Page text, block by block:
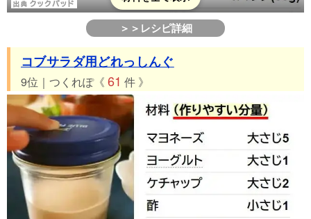
＞＞レシピ詳細
コブサラダ用どれっしんぐ
9位｜つくれぽ《 61 件 》